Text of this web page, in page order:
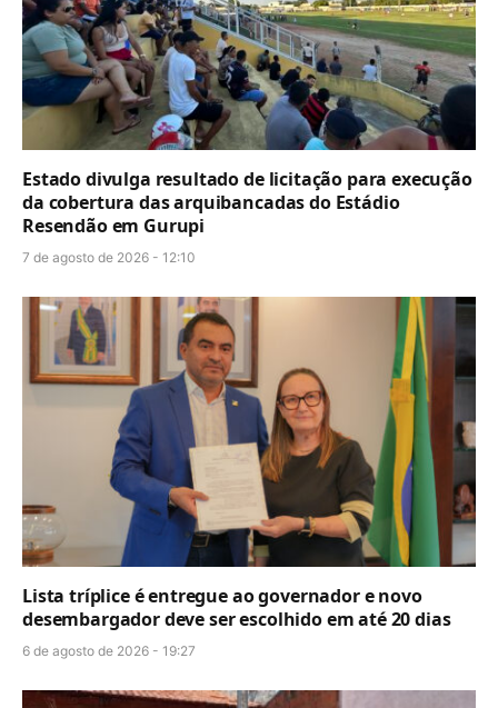
Estado divulga resultado de licitação para execução
da cobertura das arquibancadas do Estádio
Resendão em Gurupi
7 de agosto de 2026 - 12:10
Lista tríplice é entregue ao governador e novo
desembargador deve ser escolhido em até 20 dias
6 de agosto de 2026 - 19:27